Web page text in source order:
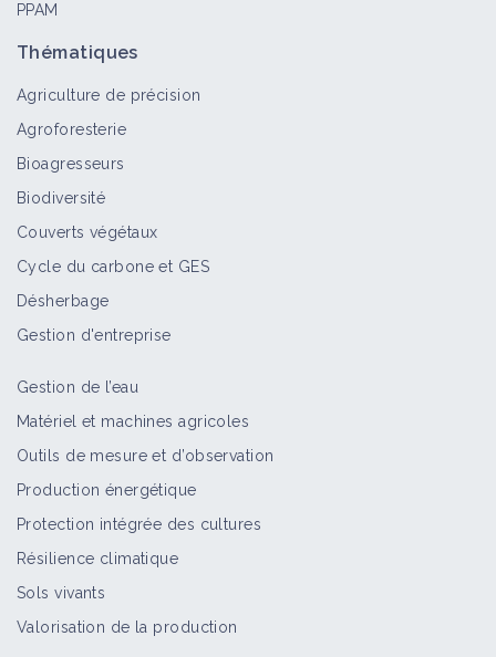
PPAM
Thématiques
Agriculture de précision
Agroforesterie
Bioagresseurs
Biodiversité
Couverts végétaux
Cycle du carbone et GES
Désherbage
Gestion d'entreprise
Gestion de l’eau
Matériel et machines agricoles
Outils de mesure et d’observation
Production énergétique
Protection intégrée des cultures
Résilience climatique
Sols vivants
Valorisation de la production